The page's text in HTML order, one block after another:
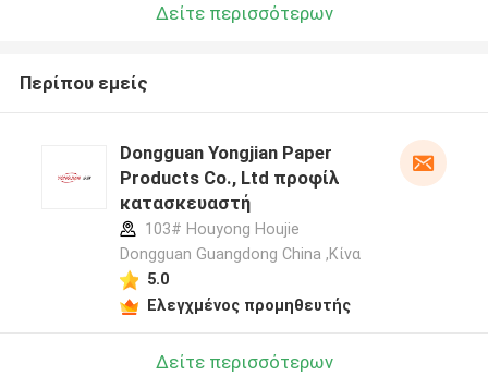
Δείτε περισσότερων
Περίπου εμείς
Dongguan Yongjian Paper
Products Co., Ltd προφίλ
κατασκευαστή
103# Houyong Houjie
Dongguan Guangdong China ,Κίνα
5.0
Ελεγχμένος προμηθευτής
Δείτε περισσότερων